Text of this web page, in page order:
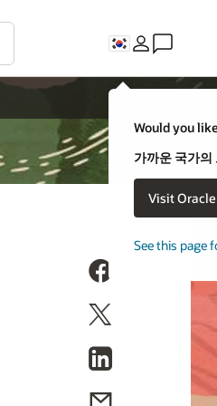
Would you
가까운 국가의
Visit
See this page